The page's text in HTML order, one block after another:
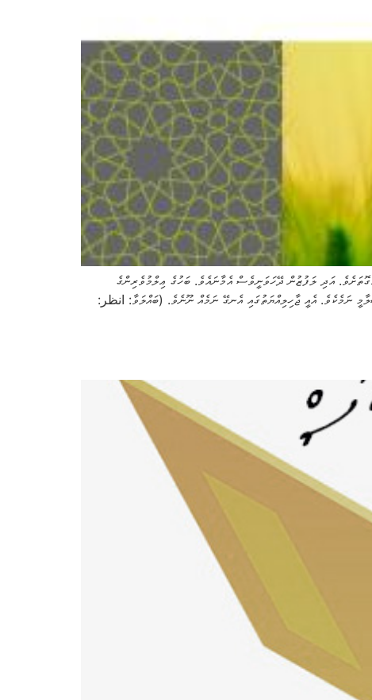
އަދި ލަފުޒުން ދޭހަވަނީވެސް އެމާނައެވެ. ބަހުގެ ޢިލްމުވެރިންގެ
شرح النووي على مسلم 12 /8( » (، و «المجموع 383/6( » (.) 10- ޢާޝޫރާއަކީ އިސްލާމީ ނަމެކެވެ. އެއީ ޖާހިލިއްޔަތުގައި އެނގޭ ނަމެއް ނޫނެވެ. (ބައްލަވާ: انظر: